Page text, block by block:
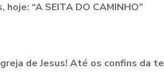
hoje: “A SEITA DO CAMINHO”
de Jesus! Até os confins da